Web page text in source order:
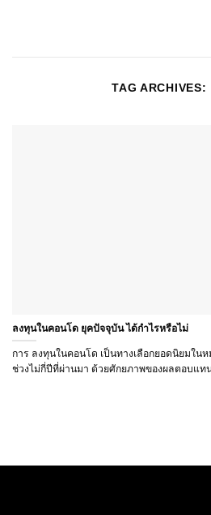
TAG ARCHIVES:
ลงทุนในคอนโด ยุคปัจจุบัน ได้กำไรหรือไม่
การ ลงทุนในคอนโด เป็นทางเลือกยอดนิยมใน
ช่วงไม่กี่ปีที่ผ่านมา ด้วยศักยภาพของผลตอบแท